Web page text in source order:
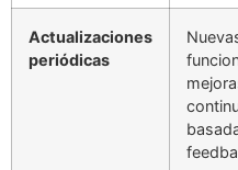
Actualizaciones
periódicas